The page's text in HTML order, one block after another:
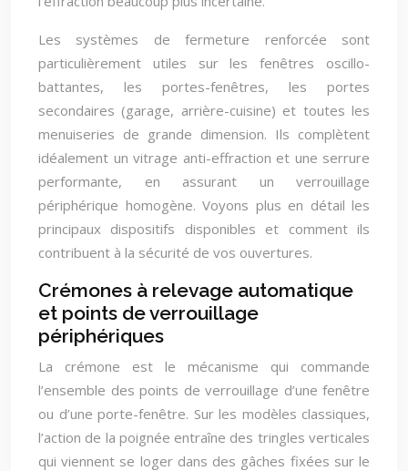
Les systèmes de fermeture renforcée sont
particulièrement utiles sur les fenêtres oscillo-
battantes, les portes-fenêtres, les portes
secondaires (garage, arrière-cuisine) et toutes les
menuiseries de grande dimension. Ils complètent
idéalement un vitrage anti-effraction et une serrure
performante, en assurant un verrouillage
périphérique homogène. Voyons plus en détail les
principaux dispositifs disponibles et comment ils
contribuent à la sécurité de vos ouvertures.
Crémones à relevage automatique
et points de verrouillage
périphériques
La crémone est le mécanisme qui commande
l’ensemble des points de verrouillage d’une fenêtre
ou d’une porte-fenêtre. Sur les modèles classiques,
l’action de la poignée entraîne des tringles verticales
qui viennent se loger dans des gâches fixées sur le